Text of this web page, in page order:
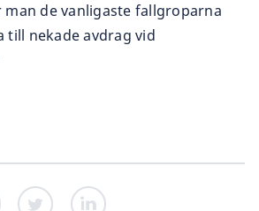
de vanligaste fallgroparna
till nekade avdrag vid